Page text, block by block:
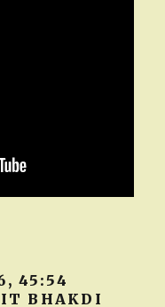
45:54
BHAKDI